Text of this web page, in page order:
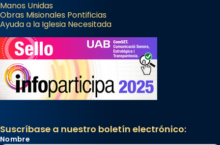
Manos Unidas
Obras Misionales Pontificias
Ayuda a la Iglesia Necesitada
Suscríbase a nuestro boletín electrónico:
Nombre